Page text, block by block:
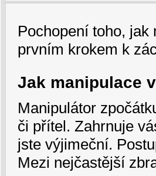
Pochopení toho,
prvním krokem k
Jak manipulace
Manipulátor
či přítel. Zahrnuje
jste výjimeční.
Mezi nejčastější